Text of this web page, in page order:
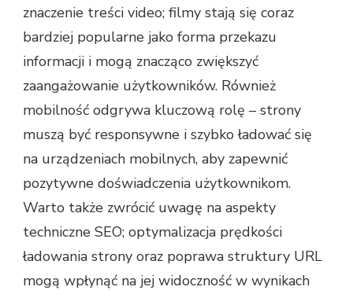
znaczenie treści video; filmy stają się coraz
bardziej popularne jako forma przekazu
informacji i mogą znacząco zwiększyć
zaangażowanie użytkowników. Również
mobilność odgrywa kluczową rolę – strony
muszą być responsywne i szybko ładować się
na urządzeniach mobilnych, aby zapewnić
pozytywne doświadczenia użytkownikom.
Warto także zwrócić uwagę na aspekty
techniczne SEO; optymalizacja prędkości
ładowania strony oraz poprawa struktury URL
mogą wpłynąć na jej widoczność w wynikach